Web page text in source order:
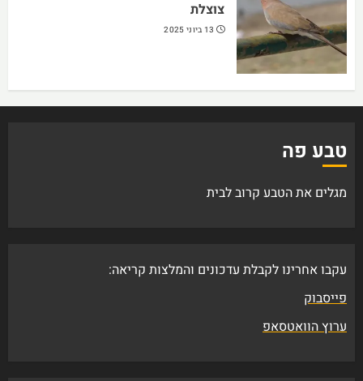
צוצלת
13 ביוני 2025
טבע פה
מגלים את הטבע קרוב לבית
עקבו אחרינו לקבלת עדכונים והמלצות קריאה:
פייסבוק
ערוץ הוואטסאפ